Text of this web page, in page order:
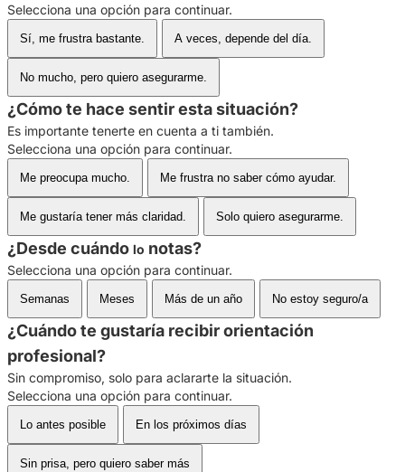
Selecciona una opción para continuar.
Sí, me frustra bastante. A veces, depende del día.
No mucho, pero quiero asegurarme.
¿Cómo te hace sentir esta situación?
Es importante tenerte en cuenta a ti también.
Selecciona una opción para continuar.
Me preocupa mucho. Me frustra no saber cómo ayudar.
Me gustaría tener más claridad. Solo quiero asegurarme.
¿Desde cuándo lo notas?
Selecciona una opción para continuar.
Semanas Meses Más de un año No estoy seguro/a
¿Cuándo te gustaría recibir orientación
profesional?
Sin compromiso, solo para aclararte la situación.
Selecciona una opción para continuar.
Lo antes posible En los próximos días
Sin prisa, pero quiero saber más